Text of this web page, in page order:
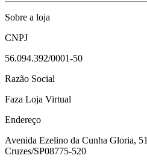
Sobre a loja
CNPJ
56.094.392/0001-50
Razão Social
Faza Loja Virtual
Endereço
Avenida Ezelino da Cunha Gloria, 51
Cruzes/SP08775-520